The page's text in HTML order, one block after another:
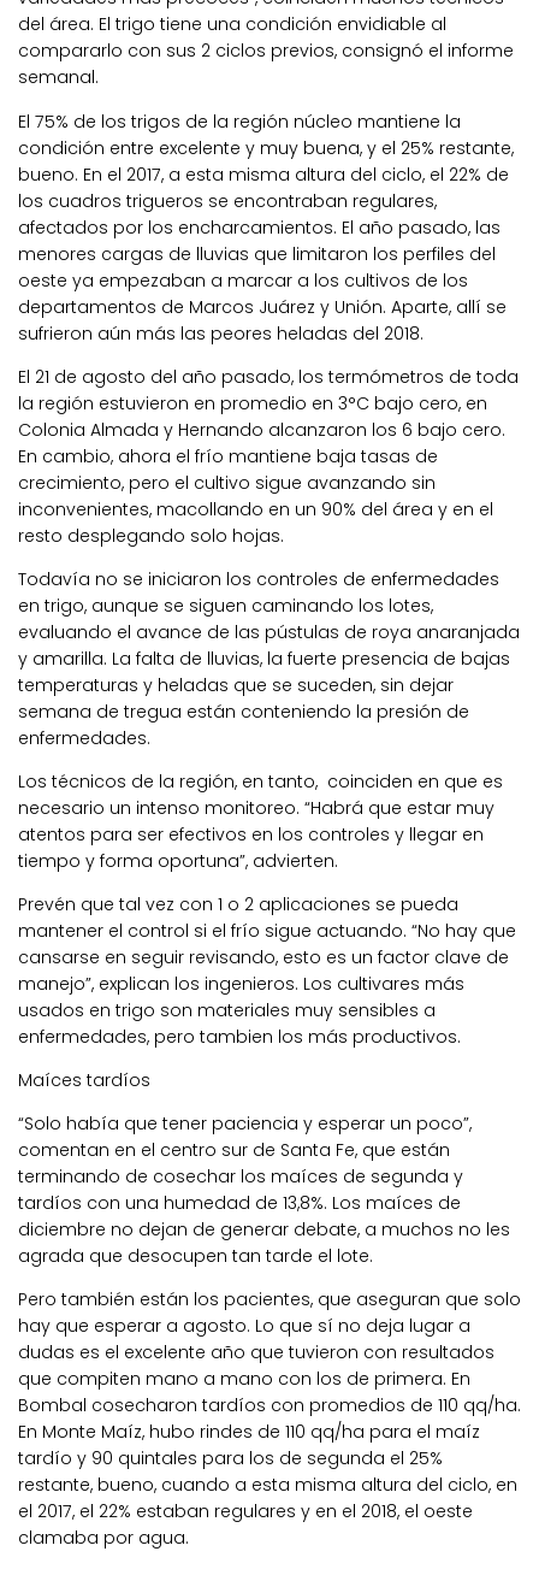
del área. El trigo tiene una condición envidiable al
compararlo con sus 2 ciclos previos, consignó el informe
semanal.
El 75% de los trigos de la región núcleo mantiene la
condición entre excelente y muy buena, y el 25% restante,
bueno. En el 2017, a esta misma altura del ciclo, el 22% de
los cuadros trigueros se encontraban regulares,
afectados por los encharcamientos. El año pasado, las
menores cargas de lluvias que limitaron los perfiles del
oeste ya empezaban a marcar a los cultivos de los
departamentos de Marcos Juárez y Unión. Aparte, allí se
sufrieron aún más las peores heladas del 2018.
El 21 de agosto del año pasado, los termómetros de toda
la región estuvieron en promedio en 3°C bajo cero, en
Colonia Almada y Hernando alcanzaron los 6 bajo cero.
En cambio, ahora el frío mantiene baja tasas de
crecimiento, pero el cultivo sigue avanzando sin
inconvenientes, macollando en un 90% del área y en el
resto desplegando solo hojas.
Todavía no se iniciaron los controles de enfermedades
en trigo, aunque se siguen caminando los lotes,
evaluando el avance de las pústulas de roya anaranjada
y amarilla. La falta de lluvias, la fuerte presencia de bajas
temperaturas y heladas que se suceden, sin dejar
semana de tregua están conteniendo la presión de
enfermedades.
Los técnicos de la región, en tanto, coinciden en que es
necesario un intenso monitoreo. “Habrá que estar muy
atentos para ser efectivos en los controles y llegar en
tiempo y forma oportuna”, advierten.
Prevén que tal vez con 1 o 2 aplicaciones se pueda
mantener el control si el frío sigue actuando. “No hay que
cansarse en seguir revisando, esto es un factor clave de
manejo”, explican los ingenieros. Los cultivares más
usados en trigo son materiales muy sensibles a
enfermedades, pero tambien los más productivos.
Maíces tardíos
“Solo había que tener paciencia y esperar un poco”,
comentan en el centro sur de Santa Fe, que están
terminando de cosechar los maíces de segunda y
tardíos con una humedad de 13,8%. Los maíces de
diciembre no dejan de generar debate, a muchos no les
agrada que desocupen tan tarde el lote.
Pero también están los pacientes, que aseguran que solo
hay que esperar a agosto. Lo que sí no deja lugar a
dudas es el excelente año que tuvieron con resultados
que compiten mano a mano con los de primera. En
Bombal cosecharon tardíos con promedios de 110 qq/ha.
En Monte Maíz, hubo rindes de 110 qq/ha para el maíz
tardío y 90 quintales para los de segunda el 25%
restante, bueno, cuando a esta misma altura del ciclo, en
el 2017, el 22% estaban regulares y en el 2018, el oeste
clamaba por agua.